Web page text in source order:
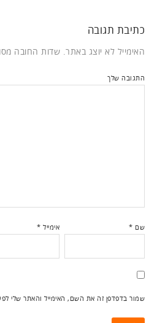
כתיבת תגובה
האימייל לא יוצג באתר. שדות החובה
התגובה שלך
שם * אימייל *
שמור בדפדפן זה את השם, האימייל והאתר שלי